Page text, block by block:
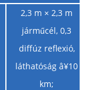
2,3 m × 2,3 m
járműcél, 0,3
diffúz reflexió,
láthatóság â¥10
km;